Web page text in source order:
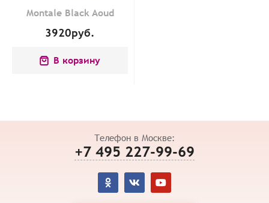
Montale Black Aoud
3920руб.
В корзину
Телефон в Москве:
+7 495 227-99-69